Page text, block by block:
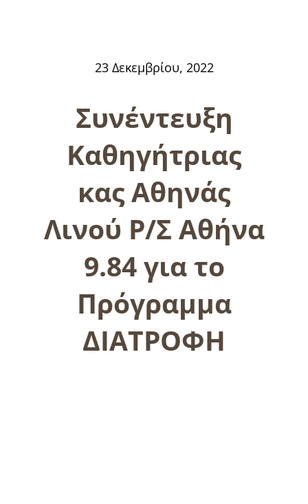
23 Δεκεμβρίου, 2022
Συνέντευξη
Καθηγήτριας
κας Αθηνάς
Λινού Ρ/Σ Αθήνα
9.84 για το
Πρόγραμμα
ΔΙΑΤΡΟΦΗ